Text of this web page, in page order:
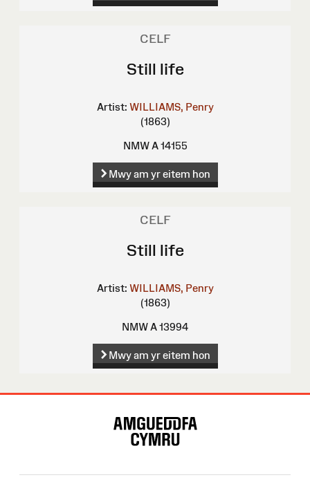
CELF
Still life
Artist: WILLIAMS, Penry
(1863)
NMW A 14155
Mwy am yr eitem hon
CELF
Still life
Artist: WILLIAMS, Penry
(1863)
NMW A 13994
Mwy am yr eitem hon